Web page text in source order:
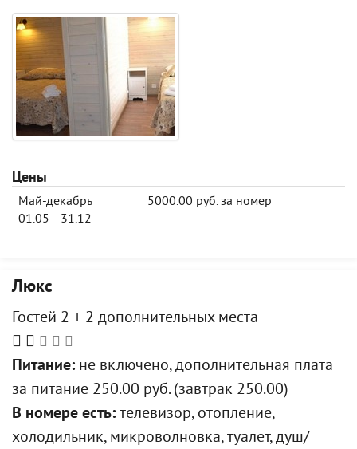
Цены
Май-декабрь
01.05 - 31.12
5000.00 руб. за номер
Люкс
Гостей 2 + 2 дополнительных места
Питание: не включено, дополнительная плата
за питание 250.00 руб. (завтрак 250.00)
В номере есть: телевизор, отопление,
холодильник, микроволновка, туалет, душ/